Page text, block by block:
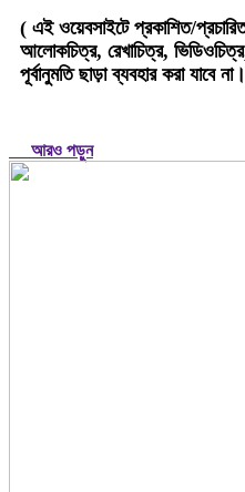
( এই ওয়েবসাইটে প্রকাশিত/
আলোকচিত্র, রেখাচিত্র,
পূর্বানুমতি ছাড়া ব্যবহার করা যাবে
আরও পড়ুন